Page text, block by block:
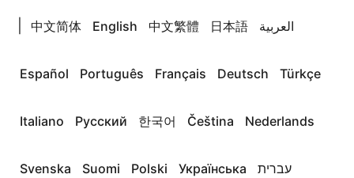
中文简体 English 中文繁體 日本語 العربية
Español Português Français Deutsch Türkçe
Italiano Русский 한국어 Čeština Nederlands
Svenska Suomi Polski Українська עברית